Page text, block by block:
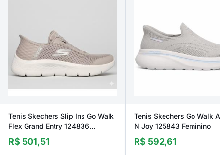
Tenis Skechers Slip Ins Go Walk
Flex Grand Entry 124836
Feminino
R$ 501,51
Tenis Skechers Go Walk
N Joy 125843 Feminino
R$ 592,61